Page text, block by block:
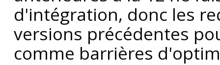
d'intégration, donc les
versions précédentes
comme barrières